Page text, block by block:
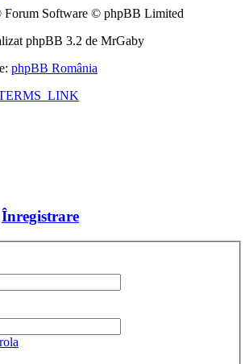
Software © phpBB Limited
phpBB 3.2 de MrGaby
phpBB România
Înregistrare